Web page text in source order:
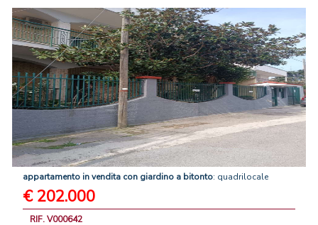
appartamento invendita con giardino a bitonto: quadrilocale
€ 202.000
RIF. V000642